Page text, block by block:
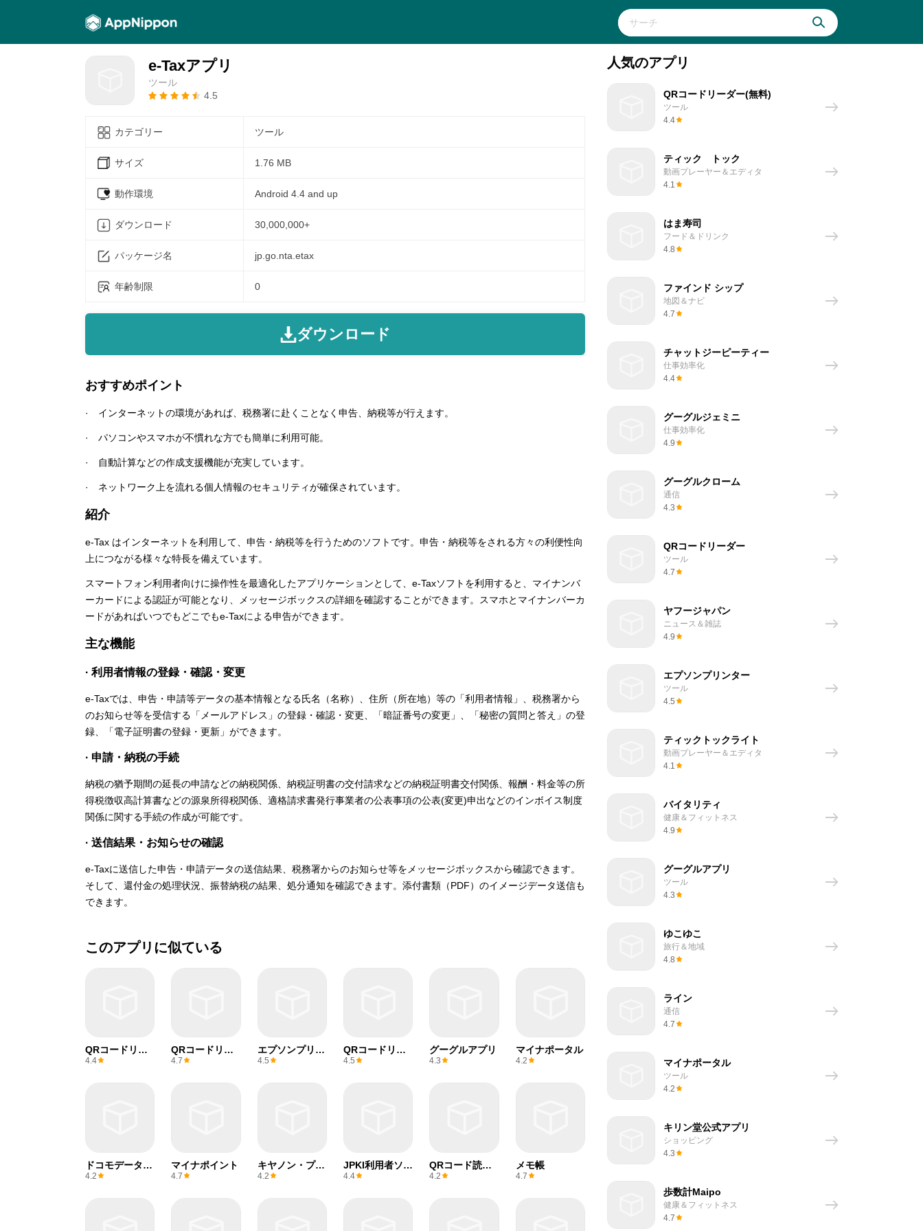
e-Taxアプリ
ツール
4.5
カテゴリー ツール
サイズ 1.76 MB
動作環境 Android 4.4 and up
ダウンロード 30,000,000+
パッケージ名 jp.go.nta.etax
年齢制限 0
ダウンロード
おすすめポイント
· インターネットの環境があれば、税務署に赴くことなく申告、納税等が行えます。
· パソコンやスマホが不慣れな方でも簡単に利用可能。
· 自動計算などの作成支援機能が充実しています。
· ネットワーク上を流れる個人情報のセキュリティが確保されています。
紹介
e-Tax はインターネットを利用して、申告・納税等を行うためのソフトです。申告・納税等をされる方々の利便性向
上につながる様々な特長を備えています。
スマートフォン利用者向けに操作性を最適化したアプリケーションとして、e-Taxソフトを利用すると、マイナンバ
ーカードによる認証が可能となり、メッセージボックスの詳細を確認することができます。スマホとマイナンバーカ
ードがあればいつでもどこでもe-Taxによる申告ができます。
主な機能
· 利用者情報の登録・確認・変更
e-Taxでは、申告・申請等データの基本情報となる氏名（名称）、住所（所在地）等の「利用者情報」、税務署から
のお知らせ等を受信する「メールアドレス」の登録・確認・変更、「暗証番号の変更」、「秘密の質問と答え」の登
録、「電子証明書の登録・更新」ができます。
· 申請・納税の手続
納税の猶予期間の延長の申請などの納税関係、納税証明書の交付請求などの納税証明書交付関係、報酬・料金等の所
得税徴収高計算書などの源泉所得税関係、適格請求書発行事業者の公表事項の公表(変更)申出などのインボイス制度
関係に関する手続の作成が可能です。
· 送信結果・お知らせの確認
e-Taxに送信した申告・申請データの送信結果、税務署からのお知らせ等をメッセージボックスから確認できます。
そして、還付金の処理状況、振替納税の結果、処分通知を確認できます。添付書類（PDF）のイメージデータ送信も
できます。
このアプリに似ている
QRコードリー
ダー(無料)
4.4
QRコードリー
ダー
4.7
エプソンプリン
ター
4.5
QRコードリー
ダー
4.5
グーグルアプリ
4.3
マイナポータル
4.2
ドコモデータコ
ピー
4.2
マイナポイント
4.7
キヤノン・プリ
ント・サービス
4.2
JPKI利用者ソフ
ト
4.4
QRコード読み
取りアプリ &
4.2
メモ帳
4.7
人気のアプリ
QRコードリーダー(無料)
ツール
4.4
ティック トック
動画プレーヤー＆エディタ
4.1
はま寿司
フード＆ドリンク
4.8
ファインド シップ
地図＆ナビ
4.7
チャットジーピーティー
仕事効率化
4.4
グーグルジェミニ
仕事効率化
4.9
グーグルクローム
通信
4.3
QRコードリーダー
ツール
4.7
ヤフージャパン
ニュース＆雑誌
4.9
エプソンプリンター
ツール
4.5
ティックトックライト
動画プレーヤー＆エディタ
4.1
バイタリティ
健康＆フィットネス
4.9
グーグルアプリ
ツール
4.3
ゆこゆこ
旅行＆地域
4.8
ライン
通信
4.7
マイナポータル
ツール
4.2
キリン堂公式アプリ
ショッピング
4.3
歩数計Maipo
健康＆フィットネス
4.7